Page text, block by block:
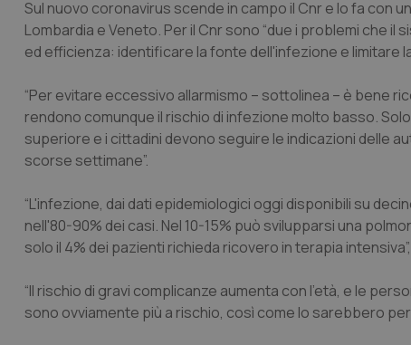
Sul nuovo coronavirus scende in campo il Cnr e lo fa con
Lombardia e Veneto. Per il Cnr sono “due i problemi che
ed efficienza: identificare la fonte dell'infezione e limitare
“Per evitare eccessivo allarmismo – sottolinea – è bene
rendono comunque il rischio di infezione molto basso.
superiore e i cittadini devono seguire le indicazioni delle
scorse settimane”.
“L'infezione, dai dati epidemiologici oggi disponibili su
nell'80-90% dei casi. Nel 10-15% può svilupparsi una
solo il 4% dei pazienti richieda ricovero in terapia
“Il rischio di gravi complicanze aumenta con l'età, e le
sono ovviamente più a rischio, così come lo sarebbero per